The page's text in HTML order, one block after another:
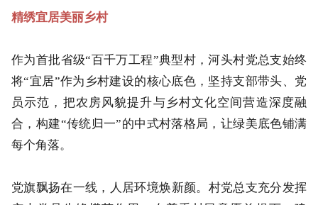
精绣宜居美丽乡村
作为首批省级“百千万工程”典型村，河头村党总支始终
将“宜居”作为乡村建设的核心底色，坚持支部带头、党
员示范，把农房风貌提升与乡村文化空间营造深度融
合，构建“传统归一”的中式村落格局，让绿美底色铺满
每个角落。
党旗飘扬在一线，人居环境焕新颜。村党总支充分发挥